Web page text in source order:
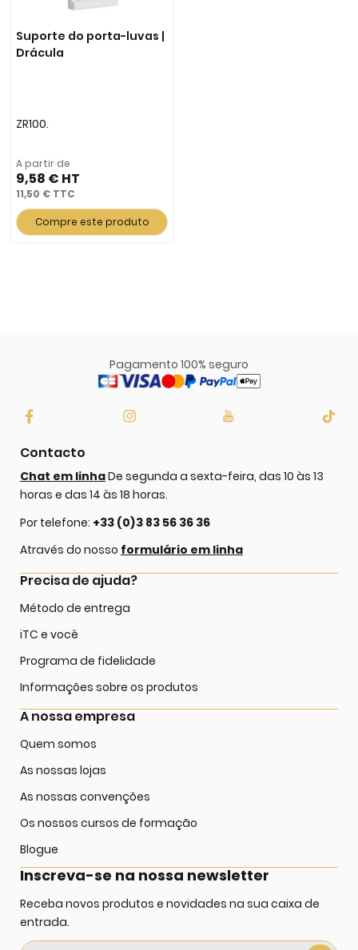
Suporte do porta-luvas |
Drácula
ZR100.
A partir de
9,58 €
11,50 €
Compre este produto
Pagamento 100% seguro
Contacto
Chat em linhaDe segunda a sexta-feira, das 10 às 13
horas e das 14 às 18 horas.
Por telefone: +33 (0)3 83 56 36 36
Através do nosso formulário em linha
A nossa empresa
Quem somos
As nossas lojas
As nossas convenções
Os nossos cursos de formação
Blogue
Precisa de ajuda?
Método de entrega
iTC e você
Programa de fidelidade
Informações sobre os produtos
Inscreva-se na nossa newsletter
Receba novos produtos e novidades na sua caixa de
entrada.